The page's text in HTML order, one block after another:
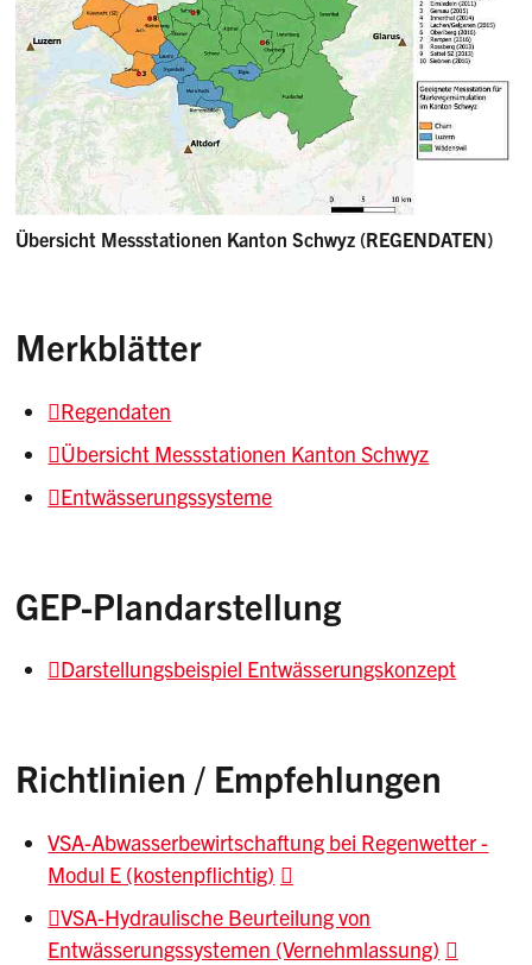
Übersicht Messstationen Kanton Schwyz (REGENDATEN)
Merkblätter
Regendaten
Übersicht Messstationen Kanton Schwyz
Entwässerungssysteme
GEP-Plandarstellung
Darstellungsbeispiel Entwässerungskonzept
Richtlinien / Empfehlungen
VSA-Abwasserbewirtschaftung bei Regenwetter -
Modul E (kostenpflichtig)
VSA-Hydraulische Beurteilung von
Entwässerungssystemen (Vernehmlassung)